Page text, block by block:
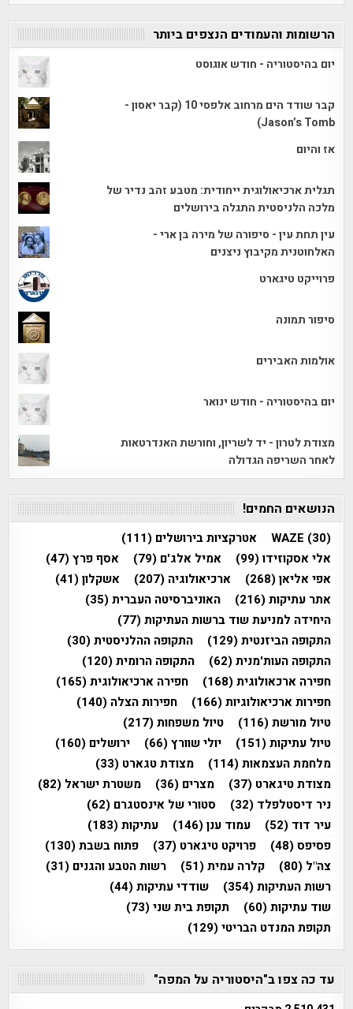
הרשומות והעמודים הנצפים ביותר
יום בהיסטוריה - חודש אוגוסט
קבר שודד הים מרחוב אלפסי 10 (קבר יאסון -
Jason’s Tomb)
אז והיום
תגלית ארכיאולוגית ייחודית: מטבע זהב נדיר של
מלכה הלניסטית התגלה בירושלים
עין תחת עין - סיפורה של מירה בן ארי -
האלחוטנית מקיבוץ ניצנים
פרוייקט טיגארט
סיפור תמונה
אולמות האבירים
יום בהיסטוריה - חודש ינואר
מצודת לטרון - יד לשריון, וחורשת האנדרטאות
לאחר השריפה הגדולה
הנושאים החמים!
WAZE (30) אטרקציות בירושלים (111)
אלי אסקוזידו(99) אמיל אלג'ם (79) אסף פרץ(47)
אפי אליאן(268) ארכיאולוגיה (207) אשקלון(41)
אתר עתיקות(216) האוניברסיטה העברית(35)
היחידה למניעת שוד ברשות העתיקות(77)
התקופה הביזנטית(129) התקופה ההלניסטית(30)
התקופה העות'מנית(62) התקופה הרומית(120)
חפירה ארכאולוגית(168) חפירה ארכיאולוגית(165)
חפירות ארכיאולוגיות(166) חפירות הצלה (140)
טיול מורשת(116) טיול משפחות(217)
טיול עתיקות(151) יולי שוורץ(66) ירושלים (160)
מלחמת העצמאות(114) מצודת טגארט (33)
מצודת טיגארט (37) מצרים (36) משטרת ישראל (82)
ניר דיסטלפלד (32) סטורי של אינסטגרם (62)
עיר דוד (52) עמוד ענן(146) עתיקות(183)
פסיפס(48) פרויקט טיגארט (37) פתוח בשבת(130)
צה"ל (80) קלרה עמית(51) רשות הטבע והגנים (31)
רשות העתיקות(354) שודדי עתיקות(44)
שוד עתיקות(60) תקופת בית שני(73)
תקופת המנדט הבריטי(129)
עד כה צפו ב"היסטוריה על המפה"